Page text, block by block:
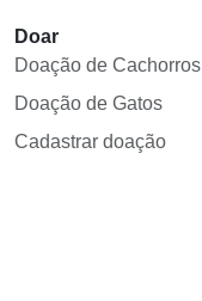
Doar
Doação de Cachorros
Doação de Gatos
Cadastrar doação